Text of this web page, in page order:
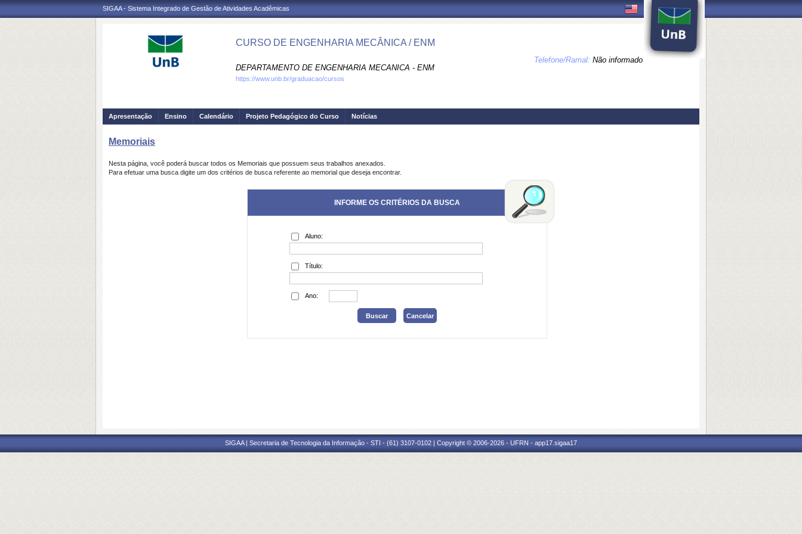
SIGAA - Sistema Integrado de Gestão de Atividades Acadêmicas
CURSO DE ENGENHARIA MECÂNICA / ENM
DEPARTAMENTO DE ENGENHARIA MECANICA - ENM
Telefone/Ramal: Não informado
https://www.unb.br/graduacao/cursos
Apresentação Ensino Calendário Projeto Pedagógico do Curso Notícias
Memoriais
Nesta página, você poderá buscar todos os Memoriais que possuem seus trabalhos anexados.
Para efetuar uma busca digite um dos critérios de busca referente ao memorial que deseja encontrar.
INFORME OS CRITÉRIOS DA BUSCA
Aluno:
Título:
Ano:
SIGAA | Secretaria de Tecnologia da Informação - STI - (61) 3107-0102 | Copyright © 2006-2026 - UFRN - app17.sigaa17